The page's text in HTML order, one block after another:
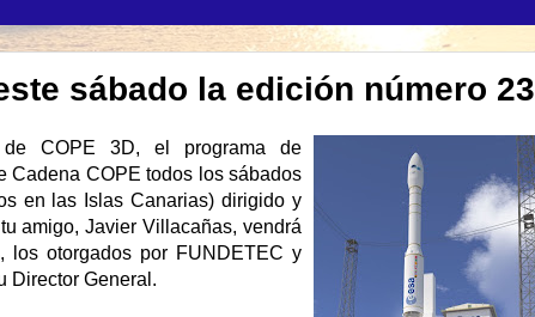
sábado la edición número 23
COPE 3D, el programa de
Cadena COPE todos los sábados
en las Islas Canarias) dirigido y
amigo, Javier Villacañas, vendrá
los otorgados por FUNDETEC y
Director General.